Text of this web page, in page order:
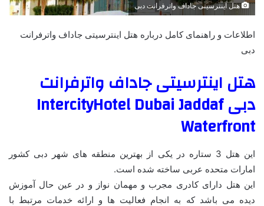
هتل اینترسیتی جاداف واترفرانت دبی
اطلاعات و راهنمای کامل درباره هتل اینترسیتی جاداف واترفرانت
دبی
هتل اینترسیتی جاداف واترفرانت
دبی IntercityHotel Dubai Jaddaf
Waterfront
این هتل 3 ستاره در یکی از بهترین منطقه های شهر دبی کشور
امارات متحده عربی ساخته شده است.
این هتل دارای کادری مجرب و مهمان نواز و در عین حال آموزش
دیده می باشد که به انجام فعالیت ها و ارائه خدمات مرتبط با